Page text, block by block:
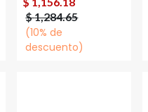
carrito
$1,284.65
(10% de
descuento)